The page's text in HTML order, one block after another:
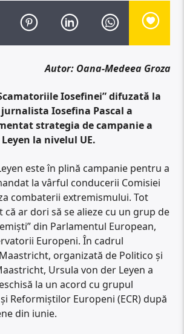
Autor: Oana-Medeea Groza
Iosefinei” difuzată la
jurnalista Iosefina Pascal a
strategia de campanie a
la nivelul UE.
este în plină campanie pentru a
la vârful conducerii Comisiei
combaterii extremismului. Tot
că ar dori să se alieze cu un grup de
din Parlamentul European,
Europeni. În cadrul
organizată de Politico și
Ursula von der Leyen a
la un acord cu grupul
Reformiștilor Europeni (ECR) după
din iunie.